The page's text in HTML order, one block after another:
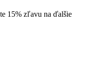
15% zľavu na ďalšie